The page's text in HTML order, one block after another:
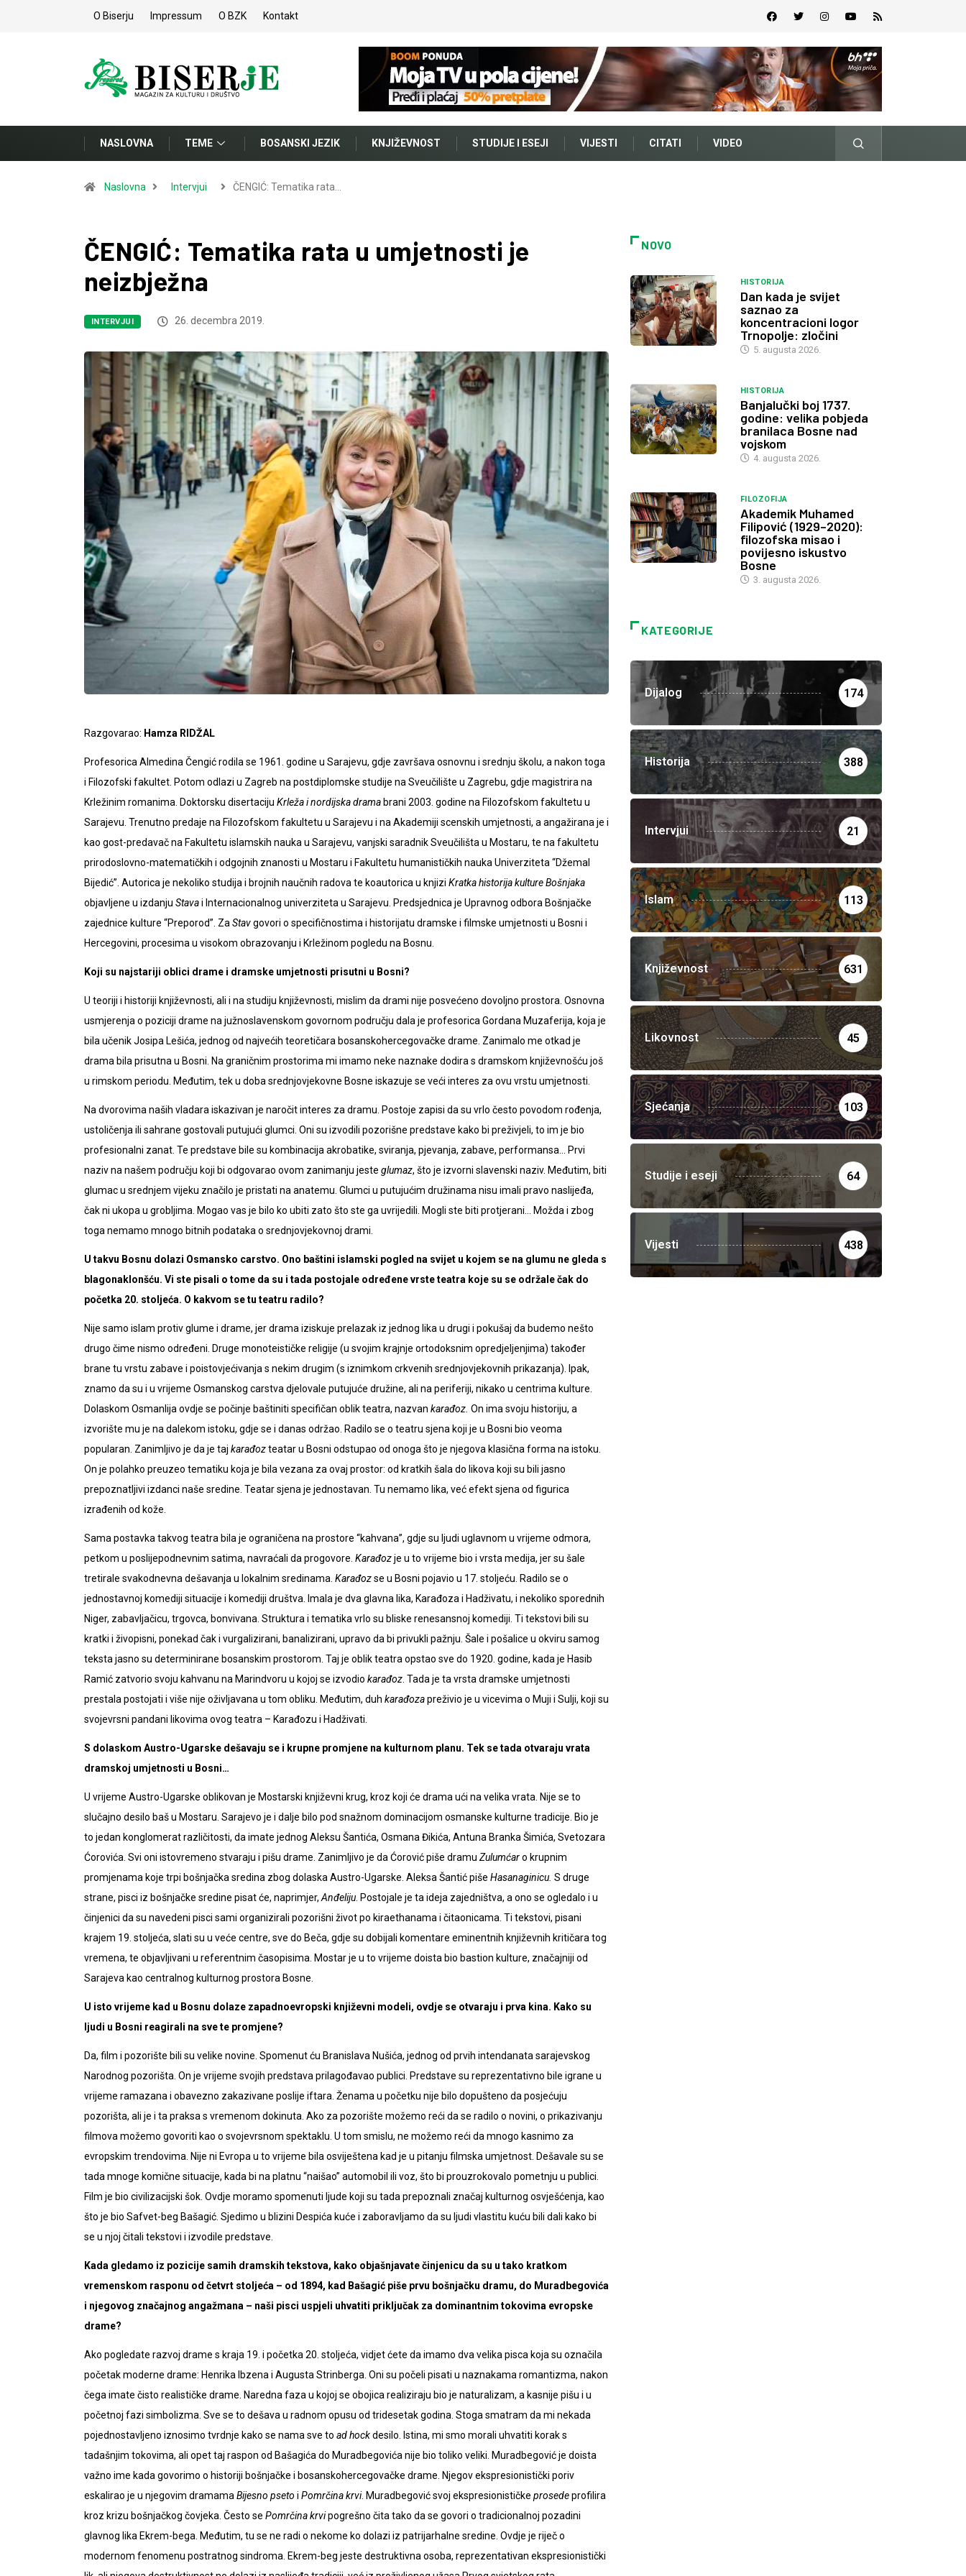
O Biserju Impressum O BZK Kontakt
NASLOVNA TEME BOSANSKI JEZIK KNJIŽEVNOST STUDIJE I ESEJI VIJESTI CITATI VIDEO
Naslovna Intervjui ČENGIĆ: Tematika rata…
ČENGIĆ: Tematika rata u umjetnosti je
neizbježna
INTERVJUI 26. decembra 2019.
Razgovarao: Hamza RIDŽAL
Profesorica Almedina Čengić rodila se 1961. godine u Sarajevu, gdje završava osnovnu i srednju školu, a nakon toga
i Filozofski fakultet. Potom odlazi u Zagreb na postdiplomske studije na Sveučilište u Zagrebu, gdje magistrira na
Krležinim romanima. Doktorsku disertaciju Krleža i nordijska drama brani 2003. godine na Filozofskom fakultetu u
Sarajevu. Trenutno predaje na Filozofskom fakultetu u Sarajevu i na Akademiji scenskih umjetnosti, a angažirana je i
kao gost-predavač na Fakultetu islamskih nauka u Sarajevu, vanjski saradnik Sveučilišta u Mostaru, te na fakultetu
prirodoslovno-matematičkih i odgojnih znanosti u Mostaru i Fakultetu humanističkih nauka Univerziteta “Džemal
Bijedić”. Autorica je nekoliko studija i brojnih naučnih radova te koautorica u knjizi Kratka historija kulture Bošnjaka
objavljene u izdanju Stavai Internacionalnog univerziteta u Sarajevu. Predsjednica je Upravnog odbora Bošnjačke
zajednice kulture “Preporod”. Za Stavgovori o specifičnostima i historijatu dramske i filmske umjetnosti u Bosni i
Hercegovini, procesima u visokom obrazovanju i Krležinom pogledu na Bosnu.
Koji su najstariji oblici drame i dramske umjetnosti prisutni u Bosni?
U teoriji i historiji književnosti, ali i na studiju književnosti, mislim da drami nije posvećeno dovoljno prostora. Osnovna
usmjerenja o poziciji drame na južnoslavenskom govornom području dala je profesorica Gordana Muzaferija, koja je
bila učenik Josipa Lešića, jednog od najvećih teoretičara bosanskohercegovačke drame. Zanimalo me otkad je
drama bila prisutna u Bosni. Na graničnim prostorima mi imamo neke naznake dodira s dramskom književnošću još
u rimskom periodu. Međutim, tek u doba srednjovjekovne Bosne iskazuje se veći interes za ovu vrstu umjetnosti.
Na dvorovima naših vladara iskazivan je naročit interes za dramu. Postoje zapisi da su vrlo često povodom rođenja,
ustoličenja ili sahrane gostovali putujući glumci. Oni su izvodili pozorišne predstave kako bi preživjeli, to im je bio
profesionalni zanat. Te predstave bile su kombinacija akrobatike, sviranja, pjevanja, zabave, performansa… Prvi
naziv na našem području koji bi odgovarao ovom zanimanju jeste glumaz, što je izvorni slavenski naziv. Međutim, biti
glumac u srednjem vijeku značilo je pristati na anatemu. Glumci u putujućim družinama nisu imali pravo naslijeđa,
čak ni ukopa u grobljima. Mogao vas je bilo ko ubiti zato što ste ga uvrijedili. Mogli ste biti protjerani… Možda i zbog
toga nemamo mnogo bitnih podataka o srednjovjekovnoj drami.
U takvu Bosnu dolazi Osmansko carstvo. Ono baštini islamski pogled na svijet u kojem se na glumu ne gleda s
blagonaklonšću. Vi ste pisali o tome da su i tada postojale određene vrste teatra koje su se održale čak do
početka 20. stoljeća. O kakvom se tu teatru radilo?
Nije samo islam protiv glume i drame, jer drama iziskuje prelazak iz jednog lika u drugi i pokušaj da budemo nešto
drugo čime nismo određeni. Druge monoteističke religije (u svojim krajnje ortodoksnim opredjeljenjima) također
brane tu vrstu zabave i poistovjećivanja s nekim drugim (s iznimkom crkvenih srednjovjekovnih prikazanja). Ipak,
znamo da su i u vrijeme Osmanskog carstva djelovale putujuće družine, ali na periferiji, nikako u centrima kulture.
Dolaskom Osmanlija ovdje se počinje baštiniti specifičan oblik teatra, nazvan karađoz. On ima svoju historiju, a
izvorište mu je na dalekom istoku, gdje se i danas održao. Radilo se o teatru sjena koji je u Bosni bio veoma
popularan. Zanimljivo je da je taj karađozteatar u Bosni odstupao od onoga što je njegova klasična forma na istoku.
On je polahko preuzeo tematiku koja je bila vezana za ovaj prostor: od kratkih šala do likova koji su bili jasno
prepoznatljivi izdanci naše sredine. Teatar sjena je jednostavan. Tu nemamo lika, već efekt sjena od figurica
izrađenih od kože.
Sama postavka takvog teatra bila je ograničena na prostore “kahvana”, gdje su ljudi uglavnom u vrijeme odmora,
petkom u poslijepodnevnim satima, navraćali da progovore. Karađozje u to vrijeme bio i vrsta medija, jer su šale
tretirale svakodnevna dešavanja u lokalnim sredinama. Karađozse u Bosni pojavio u 17. stoljeću. Radilo se o
jednostavnoj komediji situacije i komediji društva. Imala je dva glavna lika, Karađoza i Hadživatu, i nekoliko sporednih
Niger, zabavljačicu, trgovca, bonvivana. Struktura i tematika vrlo su bliske renesansnoj komediji. Ti tekstovi bili su
kratki i živopisni, ponekad čak i vurgalizirani, banalizirani, upravo da bi privukli pažnju. Šale i pošalice u okviru samog
teksta jasno su determinirane bosanskim prostorom. Taj je oblik teatra opstao sve do 1920. godine, kada je Hasib
Ramić zatvorio svoju kahvanu na Marindvoru u kojoj se izvodio karađoz . Tada je ta vrsta dramske umjetnosti
prestala postojati i više nije oživljavana u tom obliku. Međutim, duh karađozapreživio je u vicevima o Muji i Sulji, koji su
svojevrsni pandani likovima ovog teatra – Karađozu i Hadživati.
S dolaskom Austro-Ugarske dešavaju se i krupne promjene na kulturnom planu. Tek se tada otvaraju vrata
dramskoj umjetnosti u Bosni…
U vrijeme Austro-Ugarske oblikovan je Mostarski književni krug, kroz koji će drama ući na velika vrata. Nije se to
slučajno desilo baš u Mostaru. Sarajevo je i dalje bilo pod snažnom dominacijom osmanske kulturne tradicije. Bio je
to jedan konglomerat različitosti, da imate jednog Aleksu Šantića, Osmana Đikića, Antuna Branka Šimića, Svetozara
Ćorovića. Svi oni istovremeno stvaraju i pišu drame. Zanimljivo je da Ćorović piše dramu Zulumćaro krupnim
promjenama koje trpi bošnjačka sredina zbog dolaska Austro-Ugarske. Aleksa Šantić piše Hasanaginicu. S druge
strane, pisci iz bošnjačke sredine pisat će, naprimjer, Anđeliju . Postojale je ta ideja zajedništva, a ono se ogledalo i u
činjenici da su navedeni pisci sami organizirali pozorišni život po kiraethanama i čitaonicama. Ti tekstovi, pisani
krajem 19. stoljeća, slati su u veće centre, sve do Beča, gdje su dobijali komentare eminentnih književnih kritičara tog
vremena, te objavljivani u referentnim časopisima. Mostar je u to vrijeme doista bio bastion kulture, značajniji od
Sarajeva kao centralnog kulturnog prostora Bosne.
U isto vrijeme kad u Bosnu dolaze zapadnoevropski književni modeli, ovdje se otvaraju i prva kina. Kako su
ljudi u Bosni reagirali na sve te promjene?
Da, film i pozorište bili su velike novine. Spomenut ću Branislava Nušića, jednog od prvih intendanata sarajevskog
Narodnog pozorišta. On je vrijeme svojih predstava prilagođavao publici. Predstave su reprezentativno bile igrane u
vrijeme ramazana i obavezno zakazivane poslije iftara. Ženama u početku nije bilo dopušteno da posjećuju
pozorišta, ali je i ta praksa s vremenom dokinuta. Ako za pozorište možemo reći da se radilo o novini, o prikazivanju
filmova možemo govoriti kao o svojevrsnom spektaklu. U tom smislu, ne možemo reći da mnogo kasnimo za
evropskim trendovima. Nije ni Evropa u to vrijeme bila osviještena kad je u pitanju filmska umjetnost. Dešavale su se
tada mnoge komične situacije, kada bi na platnu “naišao” automobil ili voz, što bi prouzrokovalo pometnju u publici.
Film je bio civilizacijski šok. Ovdje moramo spomenuti ljude koji su tada prepoznali značaj kulturnog osvješćenja, kao
što je bio Safvet-beg Bašagić. Sjedimo u blizini Despića kuće i zaboravljamo da su ljudi vlastitu kuću bili dali kako bi
se u njoj čitali tekstovi i izvodile predstave.
Kada gledamo iz pozicije samih dramskih tekstova, kako objašnjavate činjenicu da su u tako kratkom
vremenskom rasponu od četvrt stoljeća – od 1894, kad Bašagić piše prvu bošnjačku dramu, do Muradbegovića
i njegovog značajnog angažmana – naši pisci uspjeli uhvatiti priključak za dominantnim tokovima evropske
drame?
Ako pogledate razvoj drame s kraja 19. i početka 20. stoljeća, vidjet ćete da imamo dva velika pisca koja su označila
početak moderne drame: Henrika Ibzena i Augusta Strinberga. Oni su počeli pisati u naznakama romantizma, nakon
čega imate čisto realističke drame. Naredna faza u kojoj se obojica realiziraju bio je naturalizam, a kasnije pišu i u
početnoj fazi simbolizma. Sve se to dešava u radnom opusu od tridesetak godina. Stoga smatram da mi nekada
pojednostavljeno iznosimo tvrdnje kako se nama sve to ad hockdesilo. Istina, mi smo morali uhvatiti korak s
tadašnjim tokovima, ali opet taj raspon od Bašagića do Muradbegovića nije bio toliko veliki. Muradbegović je doista
važno ime kada govorimo o historiji bošnjačke i bosanskohercegovačke drame. Njegov ekspresionistički poriv
eskalirao je u njegovim dramama Bijesno pseto i Pomrčina krvi. Muradbegović svoj ekspresionističke prosedeprofilira
kroz krizu bošnjačkog čovjeka. Često se Pomrčina krvipogrešno čita tako da se govori o tradicionalnoj pozadini
glavnog lika Ekrem-bega. Međutim, tu se ne radi o nekome ko dolazi iz patrijarhalne sredine. Ovdje je riječ o
modernom fenomenu postratnog sindroma. Ekrem-beg jeste destruktivna osoba, reprezentativan ekspresionistički
NOVO
HISTORIJA
Dan kada je svijet
saznao za
koncentracioni logor
Trnopolje: zločini
5. augusta 2026.
HISTORIJA
Banjalučki boj 1737.
godine: velika pobjeda
branilaca Bosne nad
vojskom
4. augusta 2026.
FILOZOFIJA
Akademik Muhamed
Filipović (1929–2020):
filozofska misao i
povijesno iskustvo
Bosne
3. augusta 2026.
KATEGORIJE
Dijalog 174
Historija 388
Intervjui 21
Islam 113
Književnost 631
Likovnost 45
Sjećanja 103
Studije i eseji 64
Vijesti 438